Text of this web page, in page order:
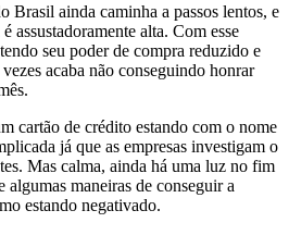
Brasil ainda caminha a passos lentos, e
assustadoramente alta. Com esse
seu poder de compra reduzido e
acaba não conseguindo honrar
cartão de crédito estando com o nome
já que as empresas investigam o
Mas calma, ainda há uma luz no fim
maneiras de conseguir a
estando negativado.